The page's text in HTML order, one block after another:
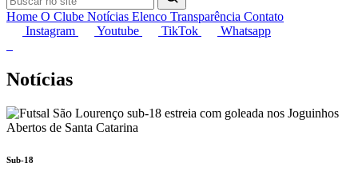
Home O Clube Notícias Elenco Transparência Contato
Instagram
Youtube TikTok Whatsapp
Notícias
Sub-18